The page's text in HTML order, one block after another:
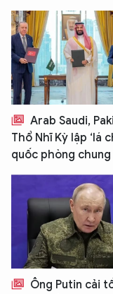
Arab Saudi,
Thổ Nhĩ Kỳ lập ‘lá
quốc phòng chung
Ông Putin cải
XIN
TÔI
Hãy hỏi
An Ninh